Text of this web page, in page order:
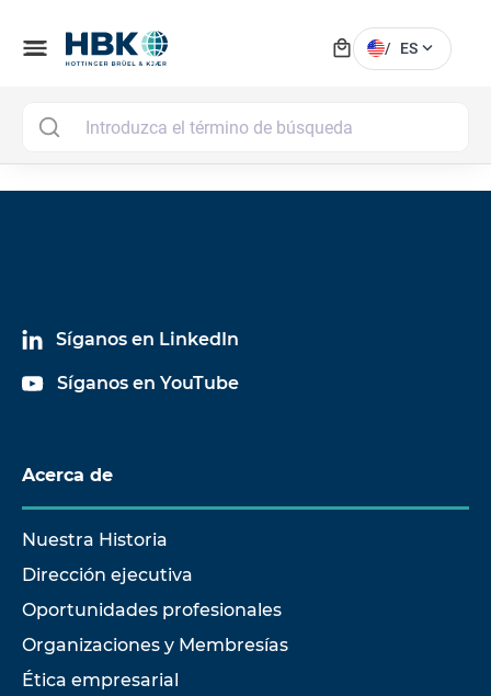
menu local_mall / ES expand_more
Síganos en LinkedIn
Síganos en YouTube
Acerca de
Nuestra Historia
Dirección ejecutiva
Oportunidades profesionales
Organizaciones y Membresías
Ética empresarial